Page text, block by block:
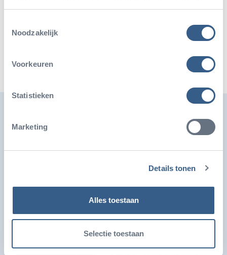
Noodzakelijk
Voorkeuren
Statistieken
Marketing
Details tonen
Alles toestaan
Selectie toestaan
Deel op WhatsApp
Kopieer link